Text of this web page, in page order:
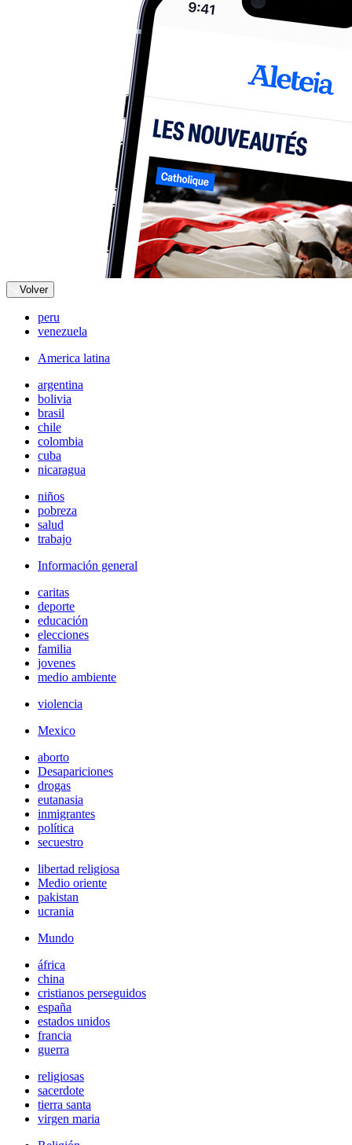
Volver
peru
venezuela
America latina
argentina
bolivia
brasil
chile
colombia
cuba
nicaragua
niños
pobreza
salud
trabajo
Información general
caritas
deporte
educación
elecciones
familia
jovenes
medio ambiente
violencia
Mexico
aborto
Desapariciones
drogas
eutanasia
inmigrantes
política
secuestro
libertad religiosa
Medio oriente
pakistan
ucrania
Mundo
áfrica
china
cristianos perseguidos
españa
estados unidos
francia
guerra
religiosas
sacerdote
tierra santa
virgen maria